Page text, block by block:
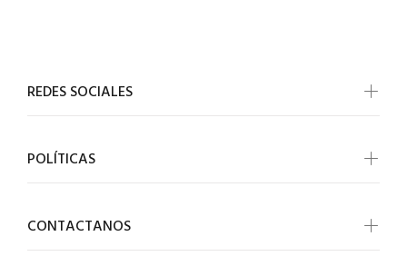
REDES SOCIALES
POLÍTICAS
CONTACTANOS